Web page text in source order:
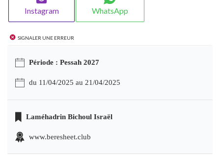
Instagram WhatsApp
Signaler une erreur
Période : Pessah 2027
du 11/04/2025 au 21/04/2025
Laméhadrin Bichoul Israël
www.beresheet.club